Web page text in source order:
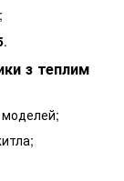
;
.
з теплим